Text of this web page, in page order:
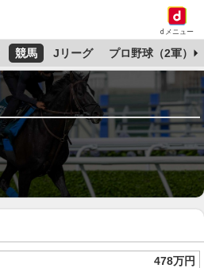
dメニュー
競馬 Jリーグ プロ野球（2軍）
478万円